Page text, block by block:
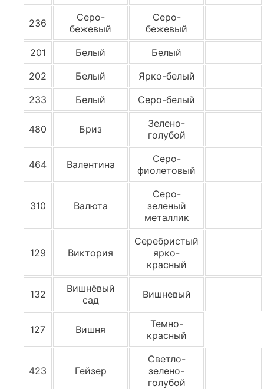
236
Серо-
бежевый
Серо-
бежевый
201
Белый
Белый
202
Белый
Ярко-белый
233
Белый Серо-белый
480 Бриз
Зелено-
голубой
464 Валентина
Серо-
фиолетовый
310 Валюта
Серо-
зеленый
металлик
129 Виктория
Серебристый
ярко-
красный
132
Вишнёвый
сад
Вишневый
127 Вишня
Темно-
красный
423 Гейзер
Светло-
зелено-
голубой